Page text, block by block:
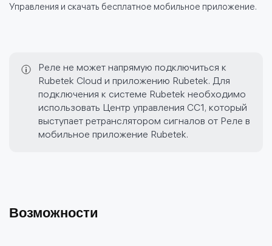
Управления и скачать бесплатное мобильное приложение.
Реле не может напрямую подключиться к
Rubetek Cloud и приложению Rubetek. Для
подключения к системе Rubetek необходимо
использовать Центр управления CC1, который
выступает ретранслятором сигналов от Реле в
мобильное приложение Rubetek.
Возможности